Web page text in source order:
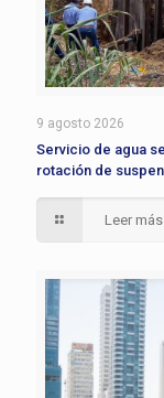
9 agosto 2026
Servicio de agua
rotación de
Leer más